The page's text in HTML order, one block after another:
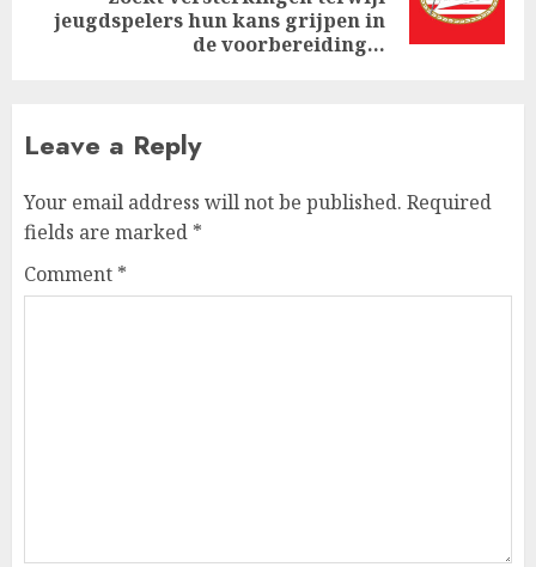
post:
jeugdspelers hun kans grijpen in
de voorbereiding…
Leave a Reply
Your email address will not be published. Required
fields are marked *
Comment *